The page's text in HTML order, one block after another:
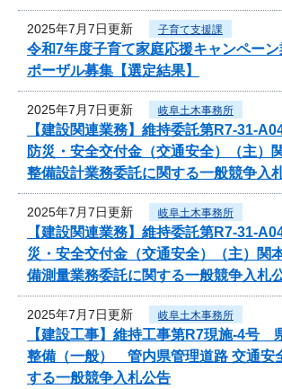
2025年7月7日更新 子育て支援課
令和7年度子育て家庭応援キャンペー
ポーザル募集【選定結果】
2025年7月7日更新 岐阜土木事務所
【建設関連業務】維持委託第R7-31-
防災・安全交付金（交通安全）（主
整備設計業務委託に関する一般競争入
2025年7月7日更新 岐阜土木事務所
【建設関連業務】維持委託第R7-31-
災・安全交付金（交通安全）（主）
備測量業務委託に関する一般競争入札
2025年7月7日更新 岐阜土木事務所
【建設工事】維持工事第R7現施-4号
整備（一般） 管内県管理道路 交通安
する一般競争入札公告